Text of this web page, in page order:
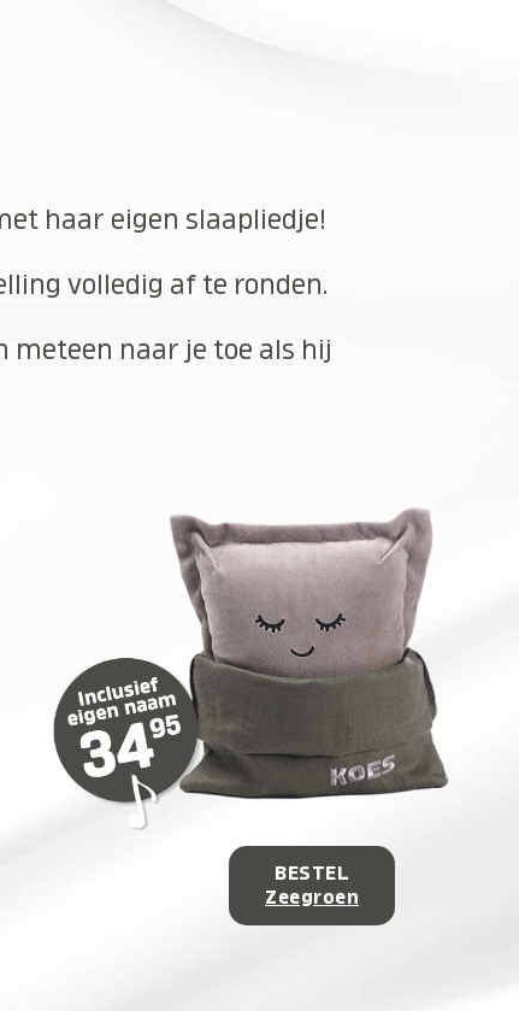
haar eigen slaapliedje!
volledig af te ronden.
meteen naar je toe als hij
BESTEL
Zeegroen